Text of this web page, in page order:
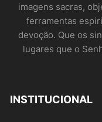
imagens sacras,
ferramentas
devoção. Que os
lugares que o
INSTITUCIONAL